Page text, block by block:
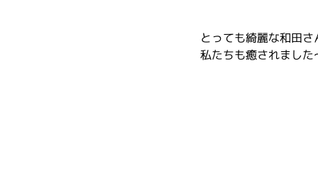
とっても綺麗な和田さ
私たちも癒されました